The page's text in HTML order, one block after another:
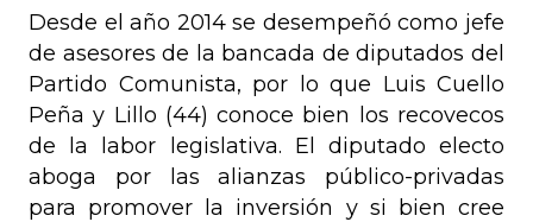
Desde el año 2014 se desempeñó como jefe
de asesores de la bancada de diputados del
Partido Comunista, por lo que Luis Cuello
Peña y Lillo (44) conoce bien los recovecos
de la labor legislativa. El diputado electo
aboga por las alianzas público-privadas
para promover la inversión y si bien cree